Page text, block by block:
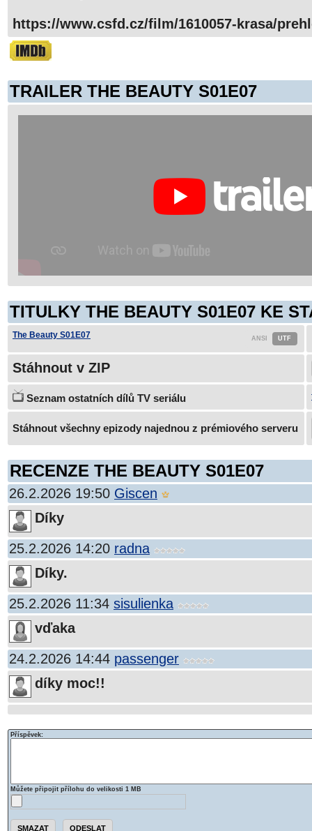
https://www.csfd.cz/film/1610057-krasa/
TRAILER THE BEAUTY S01E07
TITULKY THE BEAUTY S01E07 KE
The Beauty S01E07
Stáhnout v ZIP
Seznam ostatních dílů TV seriálu
Stáhnout všechny epizody najednou z prémiového serveru
RECENZE THE BEAUTY S01E07
26.2.2026 19:50 Giscen
Díky
25.2.2026 14:20 radna
Díky.
25.2.2026 11:34 sisulienka
vďaka
24.2.2026 14:44 passenger
díky moc!!
Příspěvek:
Můžete připojit přílohu do velikosti 1 MB